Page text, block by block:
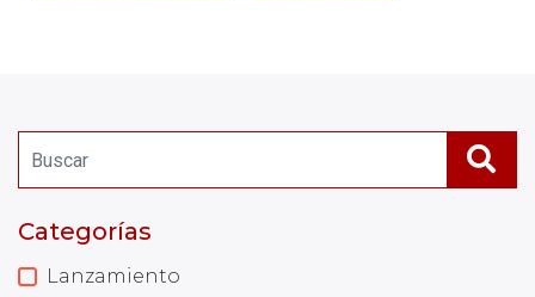
Categorías
Lanzamiento